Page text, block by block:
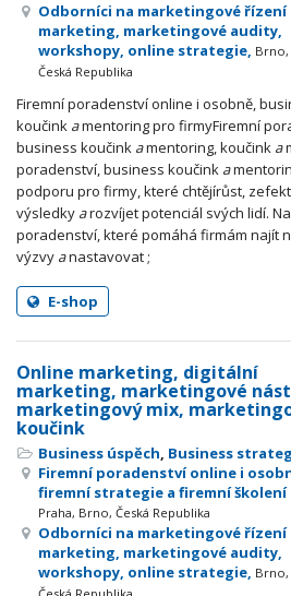
Odborníci na marketingové řízení
marketing, marketingové audity,
workshopy, online strategie, Brno,
Česká Republika
Firemní poradenství online i osobně,
koučink amentoring pro firmyFiremní
business koučink amentoring, koučink a
poradenství, business koučink a
podporu pro firmy, které chtějírůst,
výsledky arozvíjet potenciál svých lidí.
poradenství, které pomáhá firmám najít
výzvy anastavovat ;
E-shop
Online marketing, digitální
marketing, marketingové
marketingový mix,
koučink
Business úspěch, Business
Firemní poradenství online i
firemní strategie a firemní školení
Praha, Brno, Česká Republika
Odborníci na marketingové řízení
marketing, marketingové audity,
workshopy, online strategie, Brno,